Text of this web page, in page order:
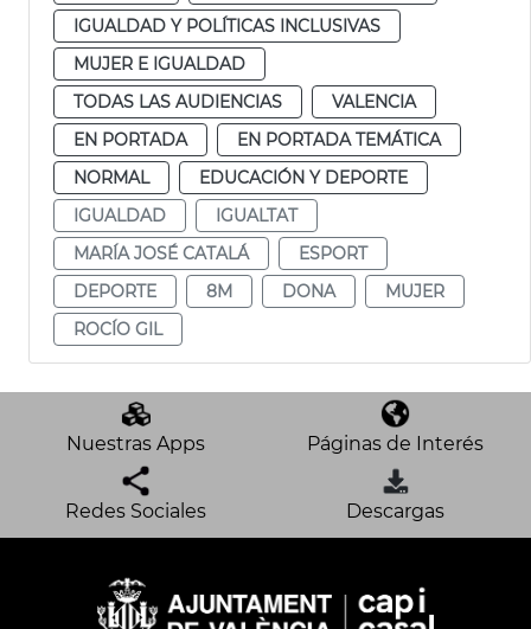
IGUALDAD Y POLÍTICAS INCLUSIVAS
MUJER E IGUALDAD
TODAS LAS AUDIENCIAS
VALENCIA
EN PORTADA
EN PORTADA TEMÁTICA
NORMAL
EDUCACIÓN Y DEPORTE
IGUALDAD
IGUALTAT
MARÍA JOSÉ CATALÁ
ESPORT
DEPORTE
8M DONA
MUJER
ROCÍO GIL
Nuestras Apps Páginas de Interés
Redes Sociales Descargas